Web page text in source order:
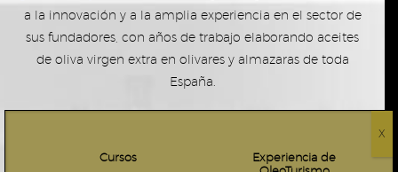
a la innovación y a la amplia experiencia en el sector de
sus fundadores, con años de trabajo elaborando aceites
de oliva virgen extra en olivares y almazaras de toda
España.
destacadas de la gastronomía a nivel global, tanto en
Cursos
Experiencia de
X